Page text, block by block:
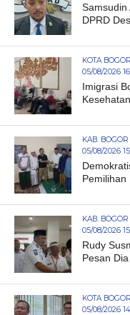
Samsudin
DPRD
KOTA BOGOR
05/08/2026
Imigrasi
KAB. BOGOR
05/08/2026
Pemilihan
KAB. BOGOR
05/08/2026
Rudy
Pesan Dia
KOTA BOGOR
05/08/2026